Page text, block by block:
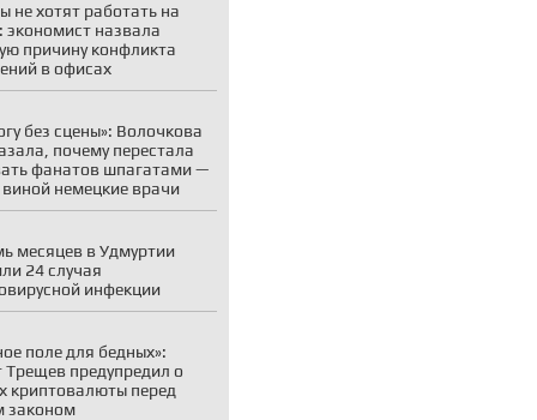
не хотят работать на
экономист назвала
причину конфликта
в офисах
без сцены»: Волочкова
почему перестала
фанатов шпагатами —
виной немецкие врачи
месяцев в Удмуртии
24 случая
инфекции
поле для бедных»:
Трещев предупредил о
криптовалюты перед
законом